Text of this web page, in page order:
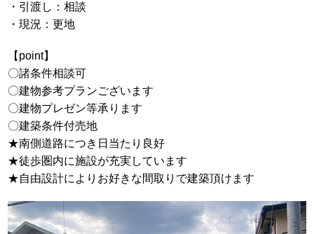
・引渡し：相談
・現況：更地
【point】
〇諸条件相談可
〇建物参考プランございます
〇建物プレゼン等承ります
〇建築条件付売地
★南側道路につき日当たり良好
★徒歩圏内に施設が充実しています
★自由設計によりお好きな間取りで建築頂けます